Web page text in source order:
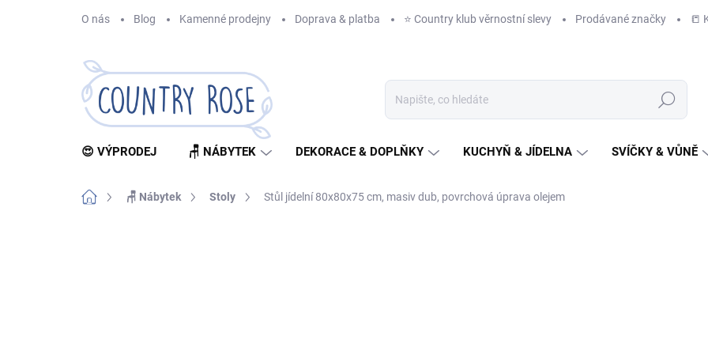
O nás Blog Kamenné prodejny Doprava & platba ⭐️ Country klub věrnostní slevy Prodávané značky 📒
Hledat
😍 VÝPRODEJ 🪑 NÁBYTEK DEKORACE & DOPLŇKY KUCHYŇ & JÍDELNA SVÍČKY & VŮNĚ
Domů 🪑 Nábytek Stoly Stůl jídelní 80x80x75 cm, masiv dub, povrchová úprava olejem